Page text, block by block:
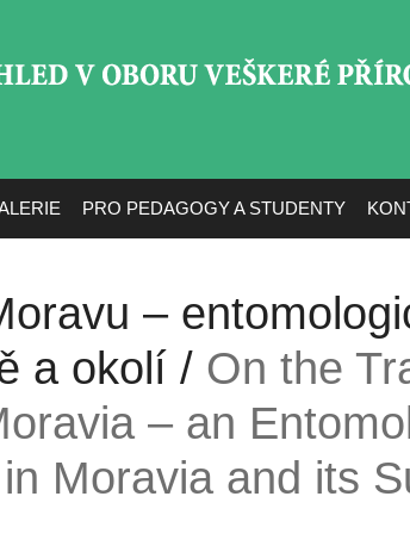
PRO PEDAGOGY A STUDENTY
–
a okolí / On the
– an
Moravia and its